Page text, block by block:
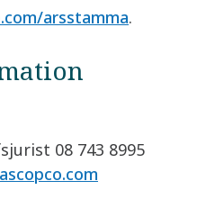
arsstamma.
08 743 8995